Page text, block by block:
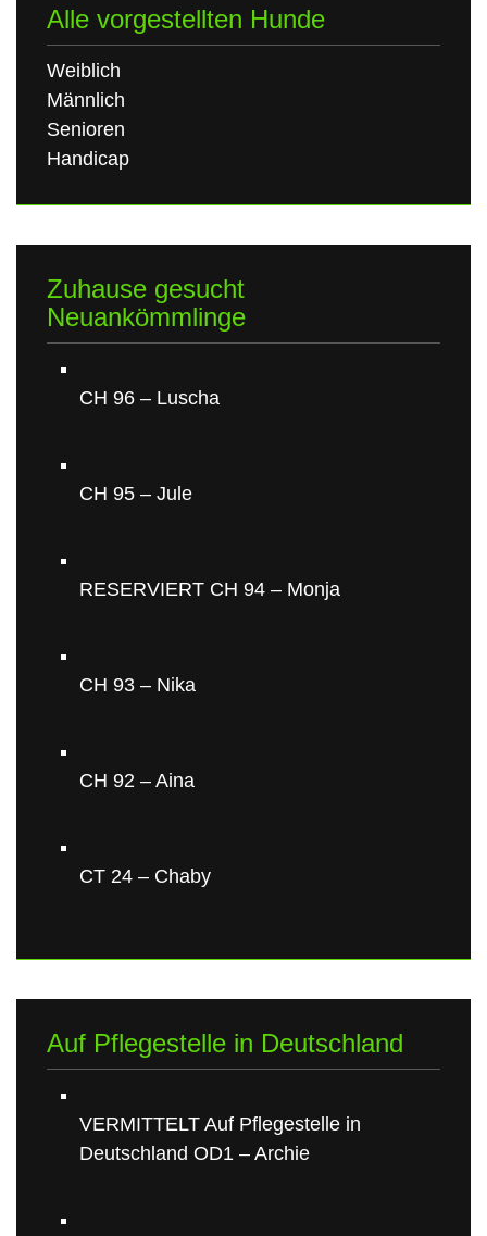
Alle vorgestellten Hunde
Weiblich
Männlich
Senioren
Handicap
Zuhause gesucht
Neuankömmlinge
CH 96 – Luscha
CH 95 – Jule
RESERVIERT CH 94 – Monja
CH 93 – Nika
CH 92 – Aina
CT 24 – Chaby
Auf Pflegestelle in Deutschland
VERMITTELT Auf Pflegestelle in
Deutschland OD1 – Archie